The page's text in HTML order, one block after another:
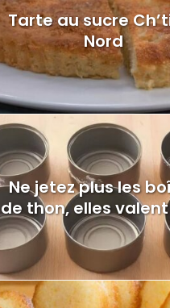
Tarte au sucre
Nord
Ne jetez plus les
de thon, elles valent